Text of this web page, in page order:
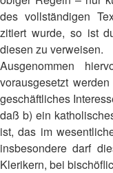
des vollständigen
zitiert wurde, so ist
diesen zu verweisen.
Ausgenommen
vorausgesetzt
geschäftliches
daß b) ein
ist, das im
insbesondere darf
Klerikern, bei